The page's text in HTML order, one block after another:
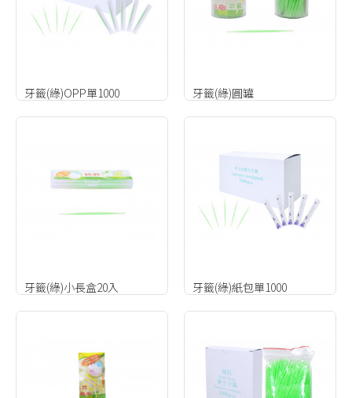
牙籤(綠)OPP單1000 牙籤(綠)圓罐
牙籤(綠)小長盒20入 牙籤(綠)紙包單1000